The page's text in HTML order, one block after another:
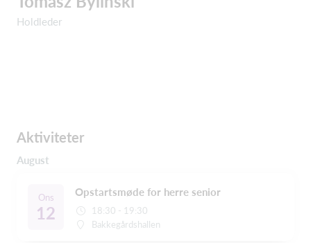
Holdleder
Aktiviteter
August
Ons
12
Opstartsmøde for herre senior
18:30 - 19:30
Bakkegårdshallen